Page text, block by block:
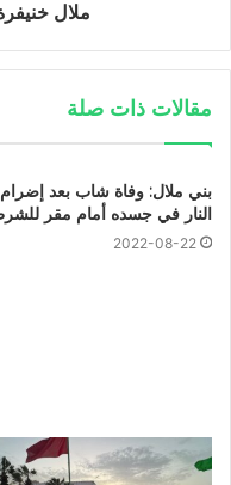
ملال
مقالات ذات صلة
بني ملال: وفاة شاب بعد إضرام
النار في جسده أمام مقر
2022-08-22